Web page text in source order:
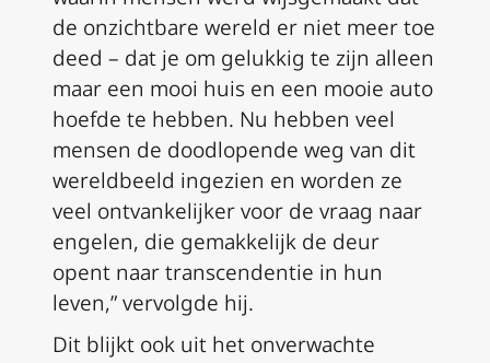
de onzichtbare wereld er niet meer toe
deed – dat je om gelukkig te zijn alleen
maar een mooi huis en een mooie auto
hoefde te hebben. Nu hebben veel
mensen de doodlopende weg van dit
wereldbeeld ingezien en worden ze
veel ontvankelijker voor de vraag naar
engelen, die gemakkelijk de deur
opent naar transcendentie in hun
leven,” vervolgde hij.
Dit blijkt ook uit het onverwachte